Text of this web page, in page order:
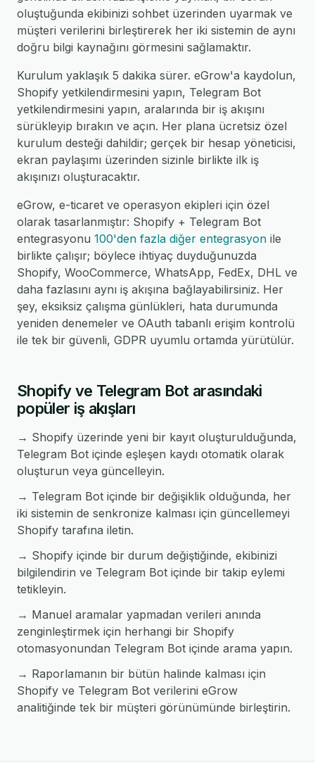
oluştuğunda ekibinizi sohbet üzerinden uyarmak ve
müşteri verilerini birleştirerek her iki sistemin de aynı
doğru bilgi kaynağını görmesini sağlamaktır.
Kurulum yaklaşık 5 dakika sürer. eGrow'a kaydolun,
Shopify yetkilendirmesini yapın, Telegram Bot
yetkilendirmesini yapın, aralarında bir iş akışını
sürükleyip bırakın ve açın. Her plana ücretsiz özel
kurulum desteği dahildir; gerçek bir hesap yöneticisi,
ekran paylaşımı üzerinden sizinle birlikte ilk iş
akışınızı oluşturacaktır.
eGrow, e-ticaret ve operasyon ekipleri için özel
olarak tasarlanmıştır: Shopify + Telegram Bot
entegrasyonu 100'den fazla diğer entegrasyon ile
birlikte çalışır; böylece ihtiyaç duyduğunuzda
Shopify, WooCommerce, WhatsApp, FedEx, DHL ve
daha fazlasını aynı iş akışına bağlayabilirsiniz. Her
şey, eksiksiz çalışma günlükleri, hata durumunda
yeniden denemeler ve OAuth tabanlı erişim kontrolü
ile tek bir güvenli, GDPR uyumlu ortamda yürütülür.
Shopify ve Telegram Bot arasındaki
popüler iş akışları
→ Shopify üzerinde yeni bir kayıt oluşturulduğunda,
Telegram Bot içinde eşleşen kaydı otomatik olarak
oluşturun veya güncelleyin.
→ Telegram Bot içinde bir değişiklik olduğunda, her
iki sistemin de senkronize kalması için güncellemeyi
Shopify tarafına iletin.
→ Shopify içinde bir durum değiştiğinde, ekibinizi
bilgilendirin ve Telegram Bot içinde bir takip eylemi
tetikleyin.
→ Manuel aramalar yapmadan verileri anında
zenginleştirmek için herhangi bir Shopify
otomasyonundan Telegram Bot içinde arama yapın.
→ Raporlamanın bir bütün halinde kalması için
Shopify ve Telegram Bot verilerini eGrow
analitiğinde tek bir müşteri görünümünde birleştirin.